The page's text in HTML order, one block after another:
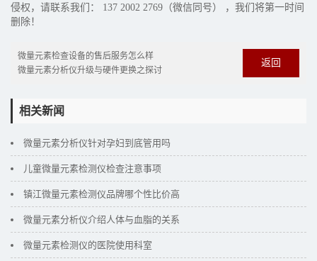
侵权，请联系我们： 137 2002 2769（微信同号） ，我们将第一时间
删除！
微量元素检查设备的售后服务怎么样
微量元素分析仪升级与硬件更换之探讨
返回
相关新闻
微量元素分析仪针对孕妇到底管用吗
儿童微量元素检测仪检查注意事项
镇江微量元素检测仪品牌哪个性比价高
微量元素分析仪介绍人体与血脂的关系
微量元素检测仪的医院使用科室